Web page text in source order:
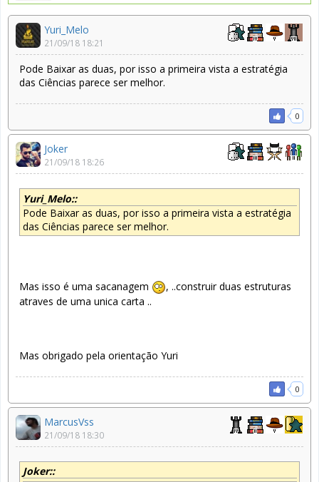
Yuri_Melo
21/09/18 18:21
Pode Baixar as duas, por isso a primeira vista a estratégia
das Ciências parece ser melhor.
0
Joker
21/09/18 18:26
Yuri_Melo::
Pode Baixar as duas, por isso a primeira vista a estratégia
das Ciências parece ser melhor.
Mas isso é uma sacanagem
, ..construir duas estruturas
atraves de uma unica carta ..
Mas obrigado pela orientação Yuri
0
MarcusVss
21/09/18 18:30
Joker::